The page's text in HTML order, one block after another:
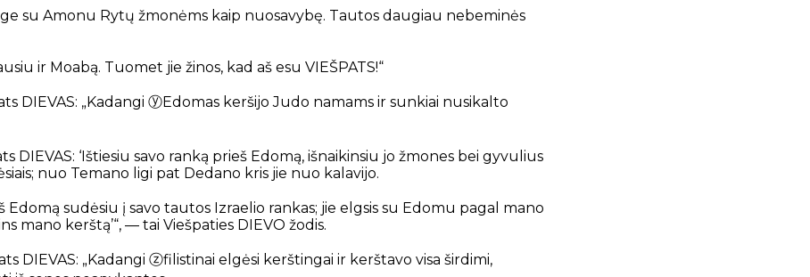
su Amonu Rytų žmonėms kaip nuosavybę. Tautos daugiau nebeminės
ir Moabą. Tuomet jie žinos, kad aš esu VIEŠPATS!“
DIEVAS: „Kadangi ⓨEdomas keršijo Judo namams ir sunkiai nusikalto
DIEVAS: ‘Ištiesiu savo ranką prieš Edomą, išnaikinsiu jo žmones bei gyvulius
nuo Temano ligi pat Dedano kris jie nuo kalavijo.
Edomą sudėsiu į savo tautos Izraelio rankas; jie elgsis su Edomu pagal mano
mano kerštą’“, — tai Viešpaties DIEVO žodis.
DIEVAS: „Kadangi ⓩfilistinai elgėsi kerštingai ir kerštavo visa širdimi,